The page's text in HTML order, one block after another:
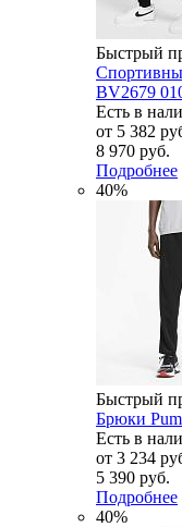
Быстрый
BV2679
Есть в
от 5 382
8 970 руб.
Подробнее
40%
Быстрый
Брюки
Есть в
от 3 234
5 390 руб.
Подробнее
40%